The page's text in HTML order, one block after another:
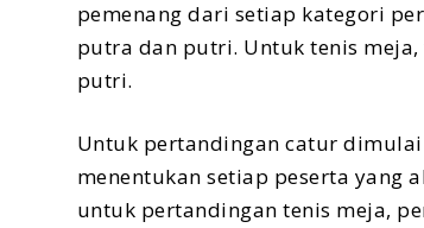
pemenang dari setiap kategori
putra dan putri. Untuk tenis
putri.
Untuk pertandingan catur
menentukan setiap peserta yang
untuk pertandingan tenis meja,